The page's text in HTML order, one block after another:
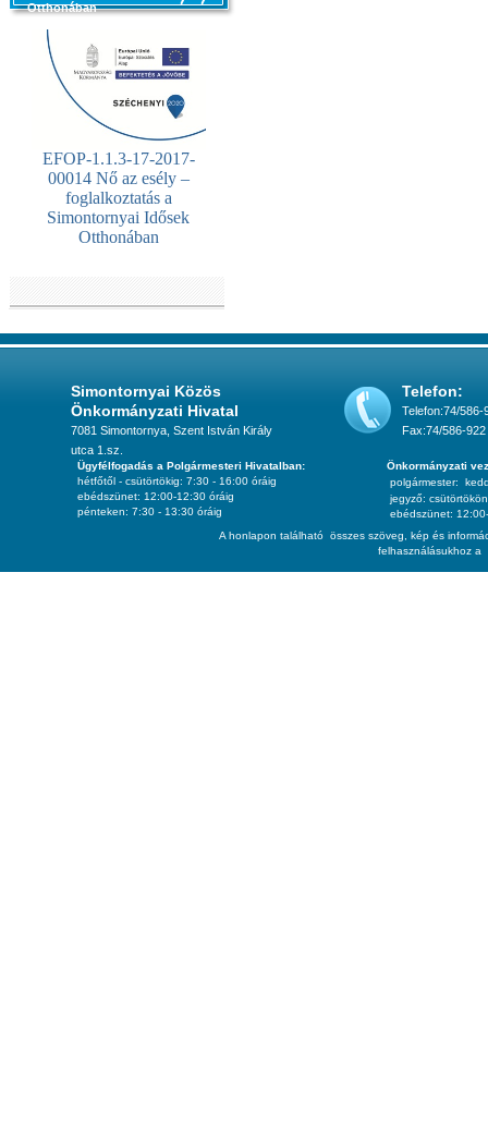
Otthonában
EFOP-1.1.3-17-2017-
00014 Nő az esély –
foglalkoztatás a
Simontornyai Idősek
Otthonában
Simontornyai Közös
Önkormányzati Hivatal
7081 Simontornya, Szent István Király
utca 1.sz.
Telefon:
Telefon:74/586-
Fax:74/586-922
A honlapon található összes szöveg, kép és
felhasználásukhoz a
Ügyfélfogadás a Polgármesteri Hivatalban:
hétfőtől - csütörtökig: 7:30 - 16:00 óráig
ebédszünet: 12:00-12:30 óráig
pénteken: 7:30 - 13:30 óráig
Önkormányzati
polgármester:
jegyző: csütörtökön
ebédszünet: